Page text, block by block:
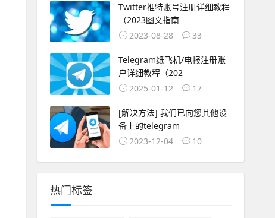
Twitter推特账号注册详细教程
（2023图文指南
2023-08-28
33
Telegram纸飞机/电报注册账
户详细教程（202
2025-01-12
17
[解决方法] 我们已向您其他设
备上的telegram
2023-12-04
10
热门标签